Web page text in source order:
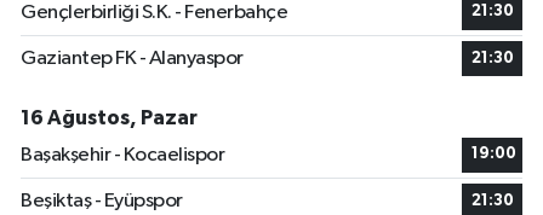
Gençlerbirliği S.K. - Fenerbahçe 21:30
Gaziantep FK - Alanyaspor 21:30
16 Ağustos, Pazar
Başakşehir - Kocaelispor
19:00
Beşiktaş - Eyüpspor 21:30